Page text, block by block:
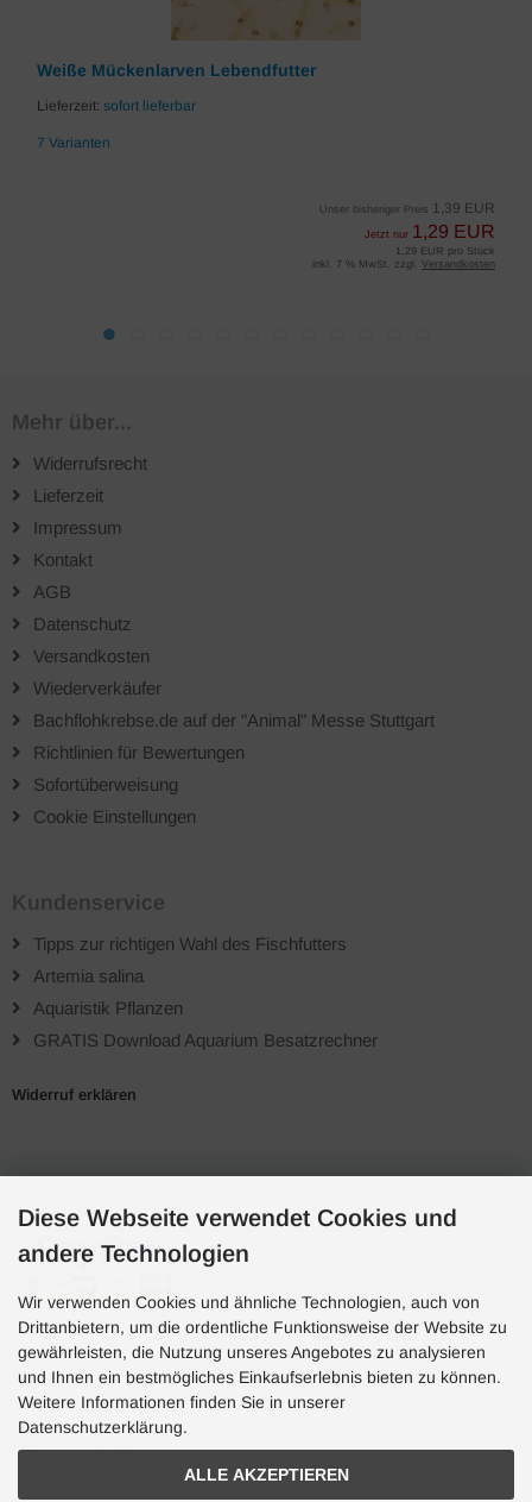
Weiße Mückenlarven Lebendfutter
Lieferzeit: sofort lieferbar
7 Varianten
Unser bisheriger Preis 1,39 EUR
Jetzt nur 1,29 EUR
1,29 EUR pro Stück
inkl. 7 % MwSt. zzgl. Versandkosten
Mehr über...
Widerrufsrecht
Lieferzeit
Impressum
Kontakt
AGB
Datenschutz
Versandkosten
Wiederverkäufer
Bachflohkrebse.de auf der "Animal" Messe Stuttgart
Richtlinien für Bewertungen
Sofortüberweisung
Cookie Einstellungen
Kundenservice
Tipps zur richtigen Wahl des Fischfutters
Artemia salina
Aquaristik Pflanzen
GRATIS Download Aquarium Besatzrechner
Widerruf erklären
Zahlungsarten
Hotline
Hotline
(10:30-15:00 Uhr)
Diese Webseite verwendet Cookies und
andere Technologien
Wir verwenden Cookies und ähnliche Technologien, auch von
Drittanbietern, um die ordentliche Funktionsweise der Website zu
gewährleisten, die Nutzung unseres Angebotes zu analysieren
und Ihnen ein bestmögliches Einkaufserlebnis bieten zu können.
Weitere Informationen finden Sie in unserer
Datenschutzerklärung.
ALLE AKZEPTIEREN